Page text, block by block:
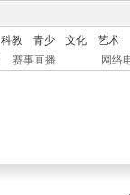
科教 青少 文化
艺术
赛事直播 网络